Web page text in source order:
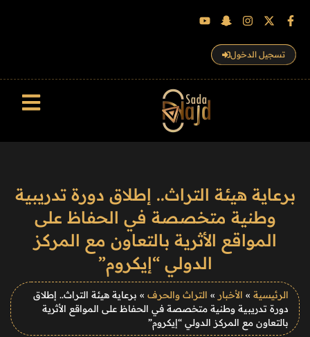
تسجيل الدخول
برعاية هيئة التراث.. إطلاق دورة تدريبية
وطنية متخصصة في الحفاظ على
المواقع الأثرية بالتعاون مع المركز
الدولي “إيكروم”
الرئيسية » الأخبار » التراث والحرف » برعاية هيئة التراث.. إطلاق
دورة تدريبية وطنية متخصصة في الحفاظ على المواقع الأثرية
بالتعاون مع المركز الدولي “إيكروم”